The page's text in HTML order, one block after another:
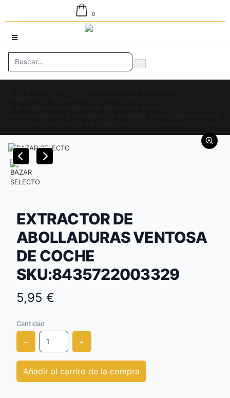
0
EXTRACTOR DE
ABOLLADURAS VENTOSA
DE COCHE
SKU:8435722003329
5,95 €
Cantidad
− +
Añadir al carrito de la compra